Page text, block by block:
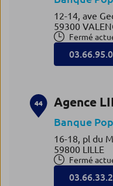
12-14, ave
59300
Fermé
44 Agence
Banque
16-18, pl du
59800 LILLE
Fermé